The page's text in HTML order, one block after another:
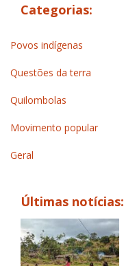
Categorias:
Povos indígenas
Questões da terra
Quilombolas
Movimento popular
Geral
Últimas notícias: